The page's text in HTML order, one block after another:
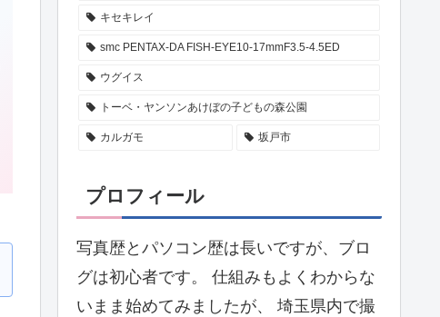
キセキレイ
smc PENTAX-DA FISH-EYE10-17mmF3.5-4.5ED
ウグイス
トーベ・ヤンソンあけぼの子どもの森公園
カルガモ 坂戸市
プロフィール
写真歴とパソコン歴は長いですが、ブロ
グは初心者です。 仕組みもよくわからな
いまま始めてみましたが、 埼玉県内で撮